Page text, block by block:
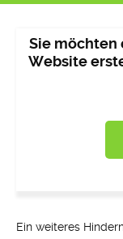
Sie möchten
Website
Ein weiteres